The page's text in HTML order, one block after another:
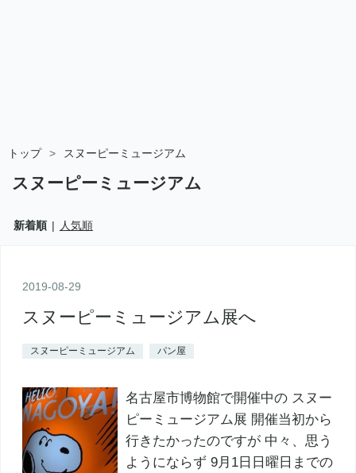
トップ > スヌーピーミュージアム
スヌーピーミュージアム
新着順 人気順
2019-08-29
スヌーピーミュージアム展へ
スヌーピーミュージアム パン屋
名古屋市博物館で開催中の スヌー
ピーミュージアム展 開催当初から
行きたかったのですが 中々、思う
ようにならず 9月1日日曜日までの